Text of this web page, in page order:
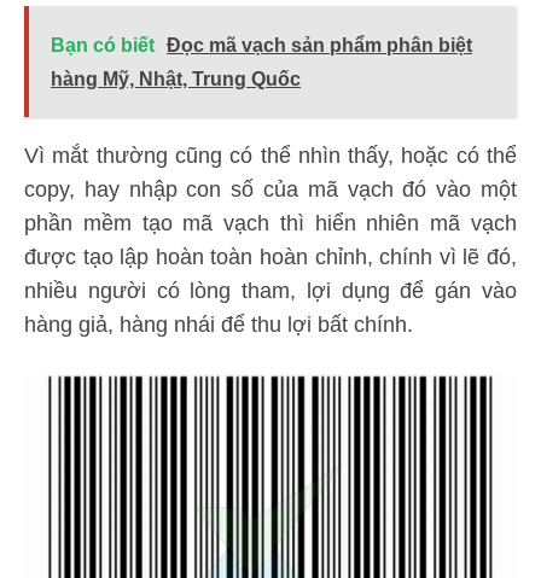
Bạn có biết Đọc mã vạch sản phẩm phân biệt
hàng Mỹ, Nhật, Trung Quốc
Vì mắt thường cũng có thể nhìn thấy, hoặc có thể
copy, hay nhập con số của mã vạch đó vào một
phần mềm tạo mã vạch thì hiển nhiên mã vạch
được tạo lập hoàn toàn hoàn chỉnh, chính vì lẽ đó,
nhiều người có lòng tham, lợi dụng để gán vào
hàng giả, hàng nhái để thu lợi bất chính.